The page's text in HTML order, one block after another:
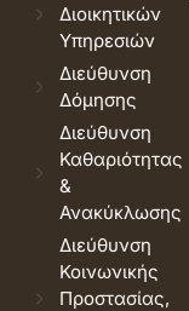
Διοικητικών
Υπηρεσιών
Διεύθυνση
Δόμησης
Διεύθυνση
Καθαριότητας
&
Ανακύκλωσης
Διεύθυνση
Κοινωνικής
Προστασίας,